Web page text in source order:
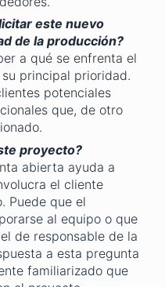
este nuevo
de la producción?
a qué se enfrenta el
principal prioridad.
potenciales
que, de otro
proyecto?
abierta ayuda a
el cliente
Puede que el
al equipo o que
de responsable de la
a esta pregunta
familiarizado que